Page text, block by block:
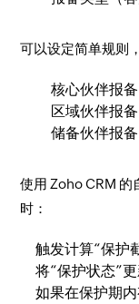
可以设定简单规则
核心伙伴报
区域伙伴报
储备伙伴报
使用 Zoho CRM 的
时：
触发计算“保护
将“保护状态”
如果在保护期